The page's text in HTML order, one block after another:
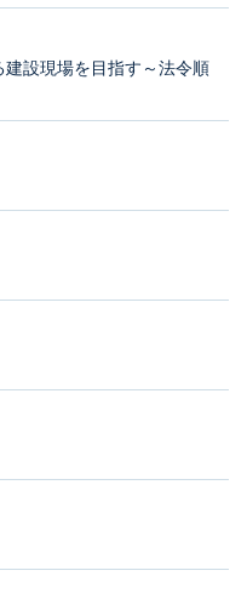
建設現場を目指す～法令順